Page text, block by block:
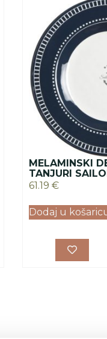
MELAMINSKI
TANJURI
61.19 €
Dodaj u